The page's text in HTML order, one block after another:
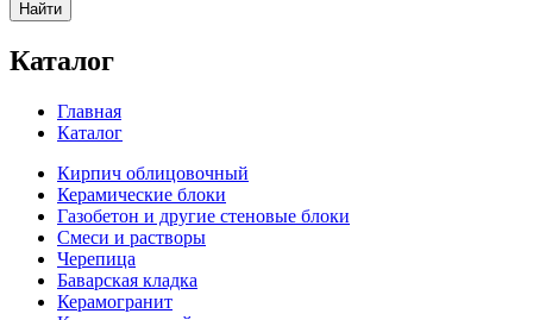
Найти
Каталог
Главная
Каталог
Кирпич облицовочный
Керамические блоки
Газобетон и другие стеновые блоки
Смеси и растворы
Черепица
Баварская кладка
Керамогранит